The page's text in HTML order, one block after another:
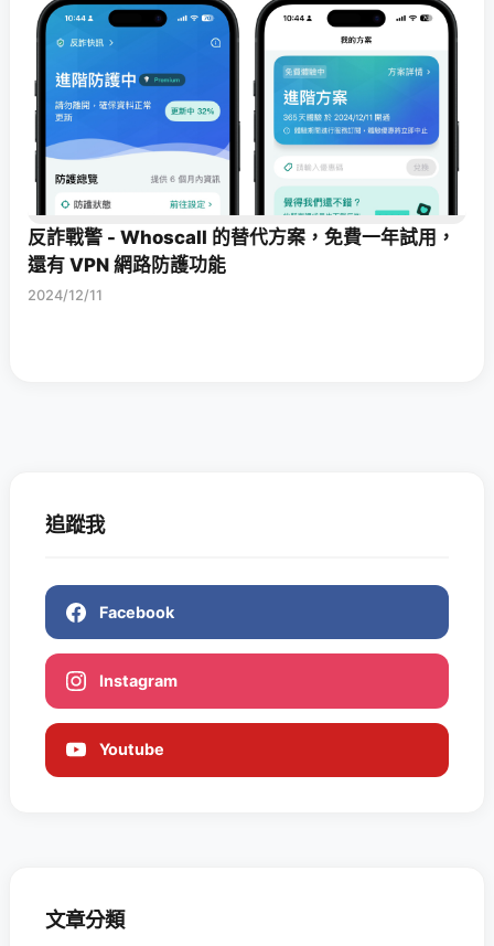
反詐戰警 - Whoscall 的替代方案，免費一年試用，
還有 VPN 網路防護功能
2024/12/11
追蹤我
Facebook
Instagram
Youtube
文章分類